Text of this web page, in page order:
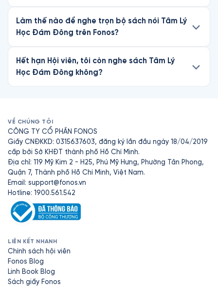
Làm thế nào để nghe trọn bộ sách nói Tâm Lý
Học Đám Đông trên Fonos?
Hết hạn Hội viên, tôi còn nghe sách Tâm Lý
Học Đám Đông không?
VỀ CHÚNG TÔI
CÔNG TY CỔ PHẦN FONOS
Giấy CNĐKKD: 0315637603, đăng ký lần đầu ngày 18/04/2019
cấp bởi Sở KHĐT thành phố Hồ Chí Minh.
Địa chỉ: 119 Mỹ Kim 2 - H25, Phú Mỹ Hưng, Phường Tân Phong,
Quận 7, Thành phố Hồ Chí Minh, Việt Nam.
Email: support@fonos.vn
Hotline: 1900.561.542
LIÊN KẾT NHANH
Chính sách hội viên
Fonos Blog
Linh Book Blog
Sách giấy Fonos